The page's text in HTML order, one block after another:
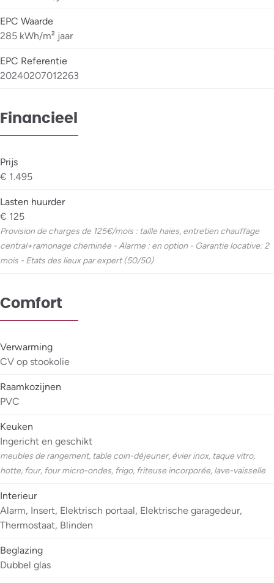
EPC Waarde
285 kWh/m² jaar
EPC Referentie
20240207012263
Financieel
Prijs
€ 1.495
Lasten huurder
€ 125
Provision de charges de 125€/mois : taille haies, entretien chauffage
central+ramonage cheminée - Alarme : en option - Garantie locative: 2
mois - Etats des lieux par expert (50/50)
Comfort
Verwarming
CV op stookolie
Raamkozijnen
PVC
Keuken
Ingericht en geschikt
meubles de rangement, table coin-déjeuner, évier inox, taque vitro,
hotte, four, four micro-ondes, frigo, friteuse incorporée, lave-vaisselle
Interieur
Alarm, Insert, Elektrisch portaal, Elektrische garagedeur,
Thermostaat, Blinden
Beglazing
Dubbel glas